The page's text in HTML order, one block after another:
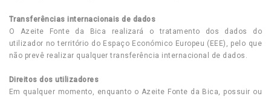
Transferências internacionais de dados
O Azeite Fonte da Bica realizará o tratamento dos dados do
utilizador no território do Espaço Económico Europeu (EEE), pelo que
não prevê realizar qualquer transferência internacional de dados.
Direitos dos utilizadores
Em qualquer momento, enquanto o Azeite Fonte da Bica, possuir ou